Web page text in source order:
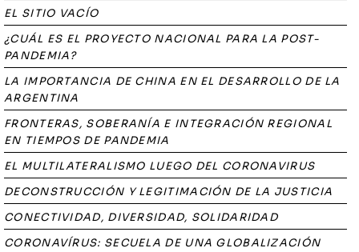
EL SITIO VACÍO
¿CUÁL ES EL PROYECTO NACIONAL PARA LA POST-
PANDEMIA?
LA IMPORTANCIA DE CHINA EN EL DESARROLLO DE LA
ARGENTINA
FRONTERAS, SOBERANÍA E INTEGRACIÓN REGIONAL
EN TIEMPOS DE PANDEMIA
EL MULTILATERALISMO LUEGO DEL CORONAVIRUS
DECONSTRUCCIÓN Y LEGITIMACIÓN DE LA JUSTICIA
CONECTIVIDAD, DIVERSIDAD, SOLIDARIDAD
CORONAVÍRUS: SECUELA DE UNA GLOBALIZACIÓN